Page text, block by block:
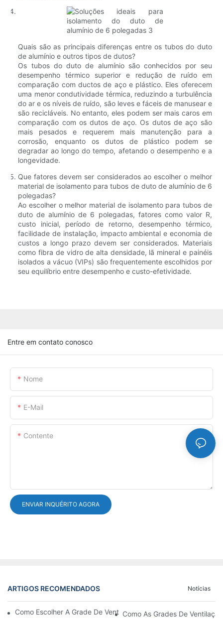
Quais são as principais diferenças entre os tubos do duto
de alumínio e outros tipos de dutos?
Os tubos do duto de alumínio são conhecidos por seu
desempenho térmico superior e redução de ruído em
comparação com ductos de aço e plástico. Eles oferecem
uma menor condutividade térmica, reduzindo a turbulência
do ar e os níveis de ruído, são leves e fáceis de manusear e
são recicláveis. No entanto, eles podem ser mais caros em
comparação com os dutos de aço. Os dutos de aço são
mais pesados ​​e requerem mais manutenção para a
corrosão, enquanto os dutos de plástico podem se
degradar ao longo do tempo, afetando o desempenho e a
longevidade.
Que fatores devem ser considerados ao escolher o melhor
material de isolamento para tubos de duto de alumínio de 6
polegadas?
Ao escolher o melhor material de isolamento para tubos de
duto de alumínio de 6 polegadas, fatores como valor R,
custo inicial, período de retorno, desempenho térmico,
facilidade de instalação, impacto ambiental e economia de
custos a longo prazo devem ser considerados. Materiais
como fibra de vidro de alta densidade, lã mineral e painéis
isolados a vácuo (VIPs) são frequentemente escolhidos por
seu equilíbrio entre desempenho e custo-efetividade.
Entre em contato conosco
Nome
E-Mail
Contente
ENVIAR INQUÉRITO AGORA
ARTIGOS RECOMENDADOS Notícias
Como Escolher A Grade De Ventilação Da Porta De Alumínio
Como As Grades De